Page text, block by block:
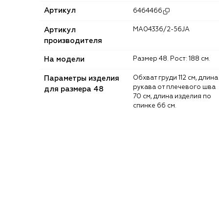
Артикул 6464466
Артикул
производителя
MA04336/2-56JA
На модели Размер 48. Рост: 188 см.
Параметры изделия
для размера 48
Обхват груди 112 см, длина
рукава от плечевого шва
70 см, длина изделия по
спинке 66 см.